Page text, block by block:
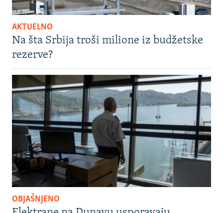
AKTUELNO
Na šta Srbija troši milione iz budžetske
rezerve?
OBJAŠNJENO